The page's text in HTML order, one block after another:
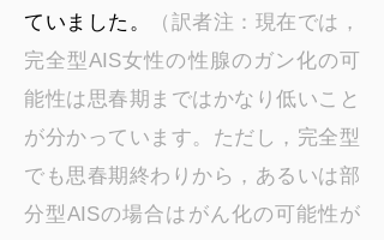
ていました。
（訳者注：現在では，
完全型AIS女性の性腺のガン化の可
能性は思春期まではかなり低いこと
が分かっています。ただし，完全型
でも思春期終わりから，あるいは部
分型AISの場合はがん化の可能性が